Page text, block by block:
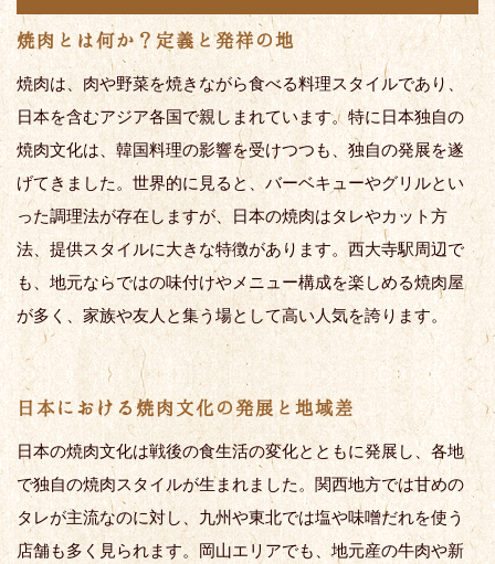
焼肉とは何か？定義と発祥の地
焼肉は、肉や野菜を焼きながら食べる料理スタイルであり、
日本を含むアジア各国で親しまれています。特に日本独自の
焼肉文化は、韓国料理の影響を受けつつも、独自の発展を遂
げてきました。世界的に見ると、バーベキューやグリルとい
った調理法が存在しますが、日本の焼肉はタレやカット方
法、提供スタイルに大きな特徴があります。西大寺駅周辺で
も、地元ならではの味付けやメニュー構成を楽しめる焼肉屋
が多く、家族や友人と集う場として高い人気を誇ります。
日本における焼肉文化の発展と地域差
日本の焼肉文化は戦後の食生活の変化とともに発展し、各地
で独自の焼肉スタイルが生まれました。関西地方では甘めの
タレが主流なのに対し、九州や東北では塩や味噌だれを使う
店舗も多く見られます。岡山エリアでも、地元産の牛肉や新